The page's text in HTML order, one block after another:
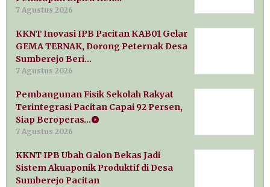
7 Agustus 2026
KKNT Inovasi IPB Pacitan KAB01 Gelar
GEMA TERNAK, Dorong Peternak Desa
Sumberejo Beri…
7 Agustus 2026
Pembangunan Fisik Sekolah Rakyat
Terintegrasi Pacitan Capai 92 Persen,
Siap Beroperas…
7 Agustus 2026
KKNT IPB Ubah Galon Bekas Jadi
Sistem Akuaponik Produktif di Desa
Sumberejo Pacitan